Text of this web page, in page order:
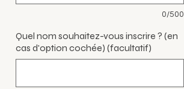
0/500
Quel nom souhaitez-vous inscrire ? (en
cas d'option cochée) (facultatif)